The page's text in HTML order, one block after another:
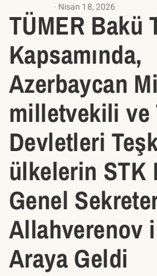
Nisan 18, 2026
TÜMER Bakü
Kapsamında,
Azerbaycan
milletvekili ve
Devletleri
ülkelerin STK
Genel
Allahverenov
Araya Geldi